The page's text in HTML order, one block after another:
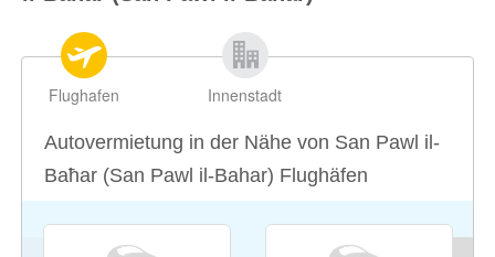
Flughafen Innenstadt
Autovermietung in der Nähe von San Pawl il-
Baħar (San Pawl il-Bahar) Flughäfen